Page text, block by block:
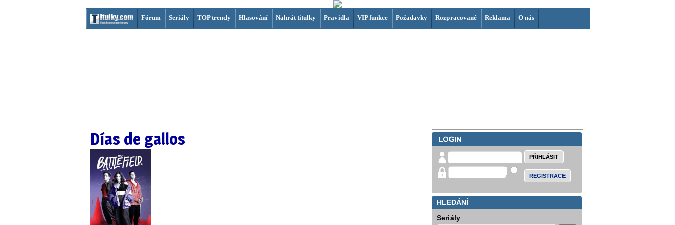
Fórum Seriály TOP trendy Hlasování Nahrát titulky Pravidla VIP funkce Požadavky Rozpracované Reklama O nás
Días de gallos
REGISTRACE
HLEDÁNÍ
Seriály